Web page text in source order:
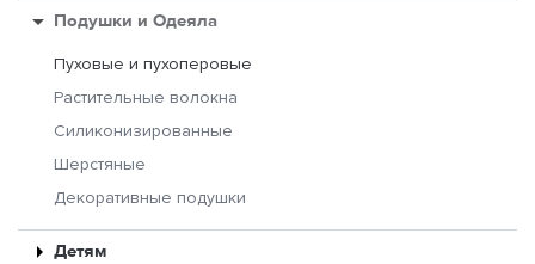
Подушки и Одеяла
Пуховые и пухоперовые
Растительные волокна
Силиконизированные
Шерстяные
Декоративные подушки
Детям